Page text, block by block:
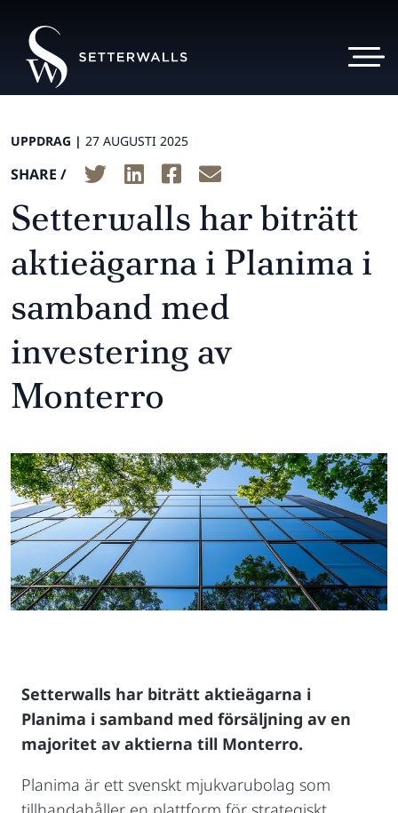
UPPDRAG | 27 AUGUSTI 2025
SHARE /
Setterwalls har biträtt
aktieägarna i Planima i
samband med
investering av
Monterro
Setterwalls har biträtt aktieägarna i
Planima i samband med försäljning av en
majoritet av aktierna till Monterro.
Planima är ett svenskt mjukvarubolag som